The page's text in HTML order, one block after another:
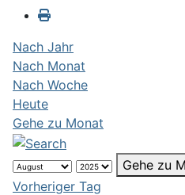
Nach Jahr
Nach Monat
Nach Woche
Heute
Gehe zu Monat
Gehe zu
Vorheriger Tag